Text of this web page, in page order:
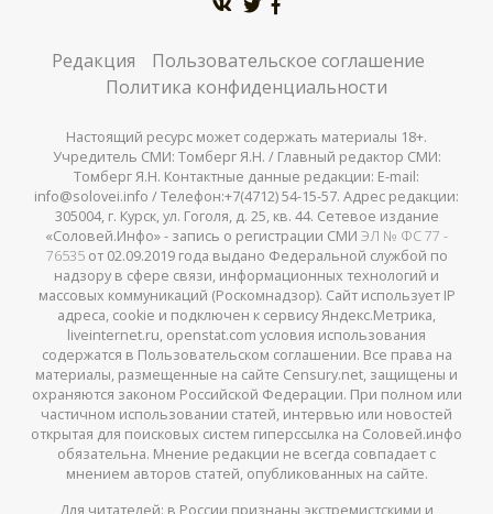
Редакция
Пользовательское соглашение
Политика конфиденциальности
Настоящий ресурс может содержать материалы 18+.
Учредитель СМИ: Томберг Я.Н. / Главный редактор СМИ:
Томберг Я.Н. Контактные данные редакции: E-mail:
info@solovei.info / Телефон:+7(4712) 54-15-57. Адрес редакции:
305004, г. Курск, ул. Гоголя, д. 25, кв. 44. Сетевое издание
«Соловей.Инфо» - запись о регистрации СМИ ЭЛ № ФС 77 -
76535от 02.09.2019 года выдано Федеральной службой по
надзору в сфере связи, информационных технологий и
массовых коммуникаций (Роскомнадзор). Сайт использует IP
адреса, cookie и подключен к сервису Яндекс.Метрика,
liveinternet.ru, openstat.com условия использования
содержатся в Пользовательском соглашении. Все права на
материалы, размещенные на сайте Censury.net, защищены и
охраняются законом Российской Федерации. При полном или
частичном использовании статей, интервью или новостей
открытая для поисковых систем гиперссылка на Соловей.инфо
обязательна. Мнение редакции не всегда совпадает с
мнением авторов статей, опубликованных на сайте.
Для читателей: в России признаны экстремистскими и